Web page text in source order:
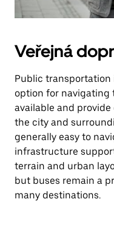
Veřejná
Public transportation
option for navigating
available and
the city and
generally easy to
infrastructure
terrain and urban
but buses remain a
many destinations.